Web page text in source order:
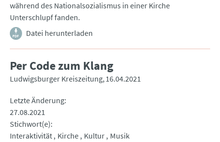
während des Nationalsozialismus in einer Kirche
Unterschlupf fanden.
Datei herunterladen
Per Code zum Klang
Ludwigsburger Kreiszeitung 16.04.2021
Letzte Änderung
27.08.2021
Stichwort(e)
Interaktivität Kirche Kultur Musik